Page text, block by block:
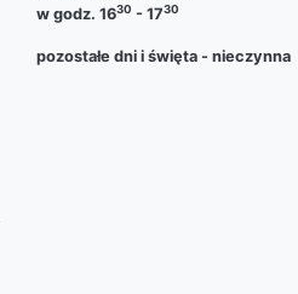
w godz. 1630 - 1730
pozostałe dni i święta - nieczynna